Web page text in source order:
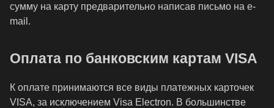
сумму на карту предварительно написав письмо на e-
mail.
Оплата по банковским картам VISA
К оплате принимаются все виды платежных карточек
VISA, за исключением Visa Electron. В большинстве